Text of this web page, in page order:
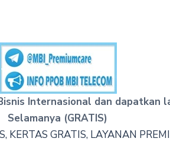
Internasional dan dapatkan
Selamanya (GRATIS)
KERTAS GRATIS, LAYANAN